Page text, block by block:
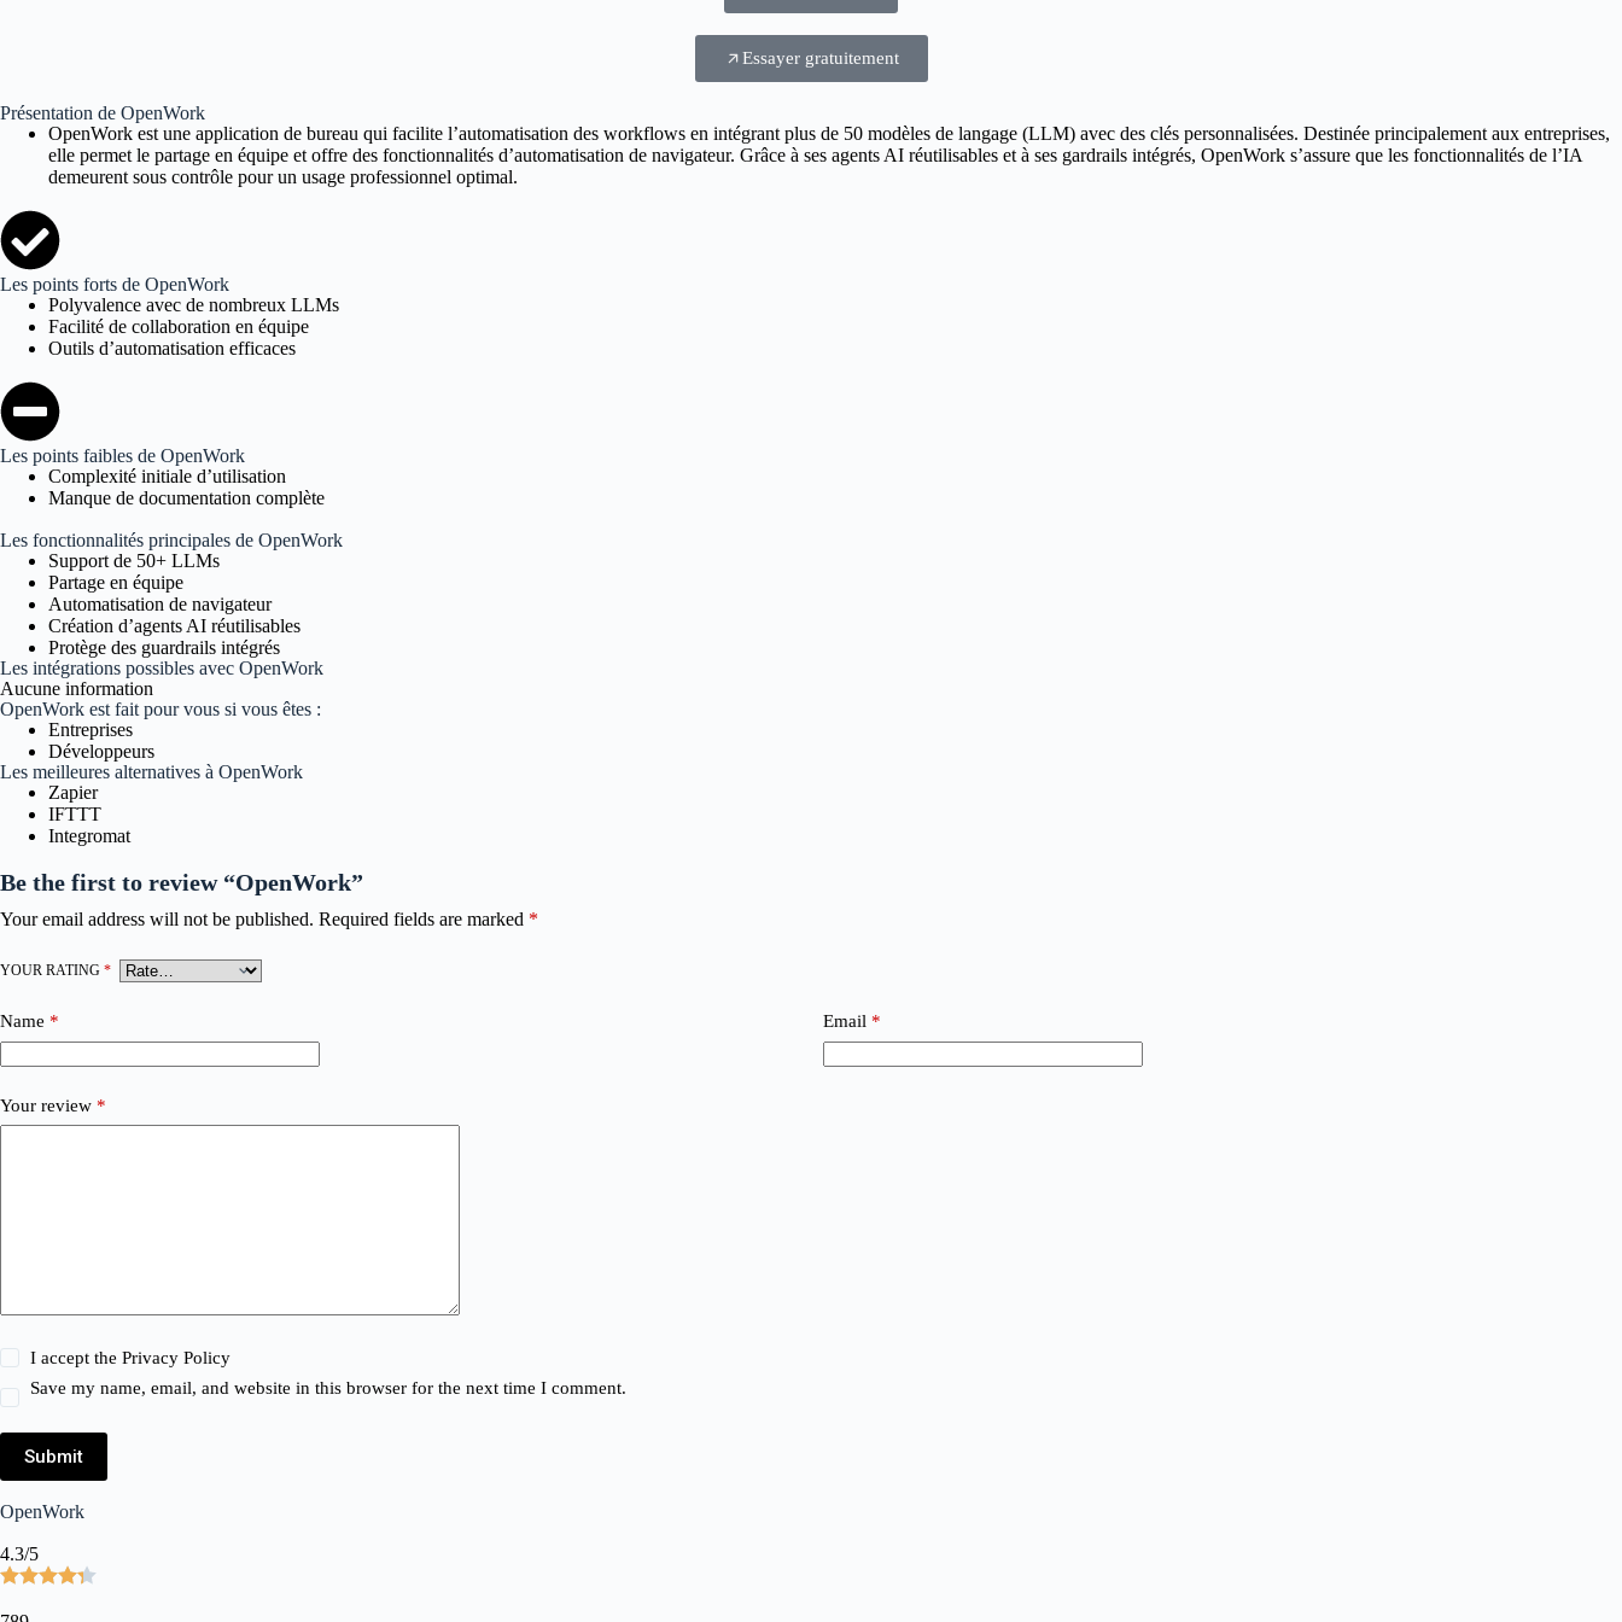
Essayer gratuitement
Présentation de OpenWork
OpenWork est une application de bureau qui facilite l’automatisation des workflows en intégrant plus de 50 modèles de langage (LLM) avec des clés personnalisées. Destinée principalement aux entreprises,
elle permet le partage en équipe et offre des fonctionnalités d’automatisation de navigateur. Grâce à ses agents AI réutilisables et à ses gardrails intégrés, OpenWork s’assure que les fonctionnalités de l’IA
demeurent sous contrôle pour un usage professionnel optimal.
Les points forts de OpenWork
Polyvalence avec de nombreux LLMs
Facilité de collaboration en équipe
Outils d’automatisation efficaces
Les points faibles de OpenWork
Complexité initiale d’utilisation
Manque de documentation complète
Les fonctionnalités principales de OpenWork
Support de 50+ LLMs
Partage en équipe
Automatisation de navigateur
Création d’agents AI réutilisables
Protège des guardrails intégrés
Les intégrations possibles avec OpenWork
Aucune information
OpenWork est fait pour vous si vous êtes :
Entreprises
Développeurs
Les meilleures alternatives à OpenWork
Zapier
IFTTT
Integromat
Be the first to review “OpenWork”
Your email address will not be published. Required fields are marked *
YOUR RATING *
Name * Email *
Your review *
I accept thePrivacy Policy
Save my name, email, and website in this browser for the next time I comment.
Submit
OpenWork
4.3/5